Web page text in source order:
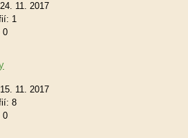
24. 11. 2017
1
0
15. 11. 2017
8
0